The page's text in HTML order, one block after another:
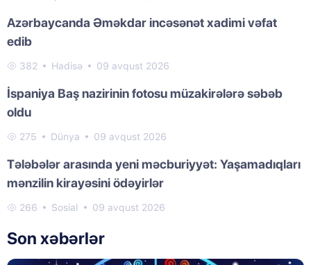
Azərbaycanda Əməkdar incəsənət xadimi vəfat
edib
382 Hadisə 09 avqust 2026
İspaniya Baş nazirinin fotosu müzakirələrə səbəb
oldu
275 Dünya 09 avqust 2026
Tələbələr arasında yeni məcburiyyət: Yaşamadıqları
mənzilin kirayəsini ödəyirlər
266 Sosial 09 avqust 2026
Son xəbərlər